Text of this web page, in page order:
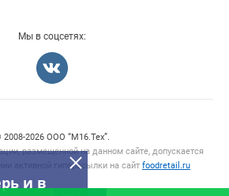
и в
Мы в соцсетях:
2008‑2026 ООО “М16.Тех”.
размещенной на данном сайте, допускается
активной гиперссылки на сайт foodretail.ru